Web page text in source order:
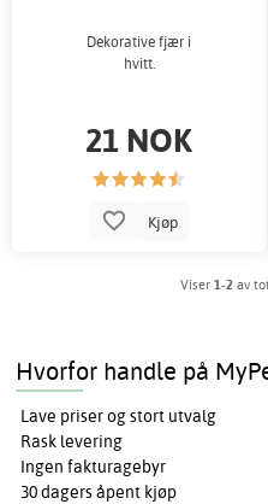
Dekorative fjær i
hvitt.
21 NOK
Kjøp
Viser 1-2 av
Hvorfor handle på
Lave priser og stort utvalg
Rask levering
Ingen fakturagebyr
30 dagers åpent kjøp